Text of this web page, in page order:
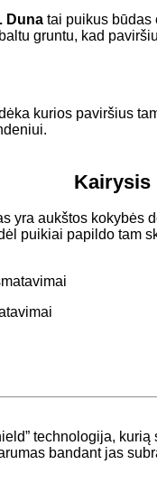
Duna tai puikus būdas
gruntu, kad
kurios paviršius
Kairysis
yra aukštos kokybės
puikiai papildo tam
technologija,
bandant jas